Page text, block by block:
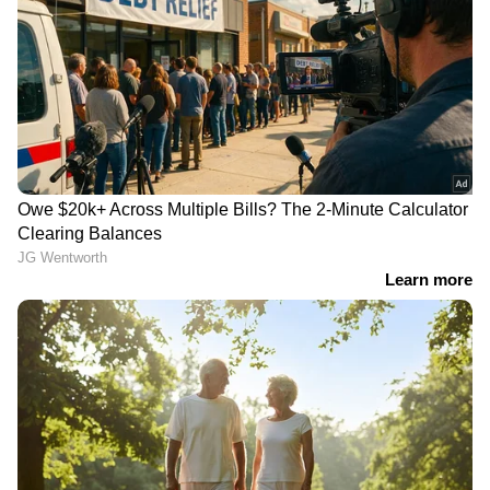
കാലിക്കടവിൽ 130​ഗ്രാം
എംഡിഎംഎയുമായി മൂന്ന്
പേർ അറസ്റ്റിൽ
വിഴിഞ്ഞത്ത് ബോട്ടുനിറയെ
വേളാപ്പാര, 2000 രൂപ വരെ
വില
പൊലീസ് സ്‌റ്റേഷന്
മുന്നിൽ മോഷണം,
ഇലക്ട്രിക് സാമഗ്രികള്‍
കടത്താന്‍ ശ്രമിച്ച യുവാവ്
​ഗൂഡല്ലൂരിൽ തൊഴിലാളിയെ
കടുവ കൊലപ്പെടുത്തി